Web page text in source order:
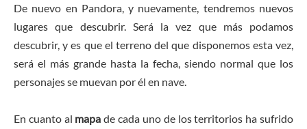
De nuevo en Pandora, y nuevamente, tendremos nuevos
lugares que descubrir. Será la vez que más podamos
descubrir, y es que el terreno del que disponemos esta vez,
será el más grande hasta la fecha, siendo normal que los
personajes se muevan por él en nave.
En cuanto al mapa de cada uno de los territorios ha sufrido